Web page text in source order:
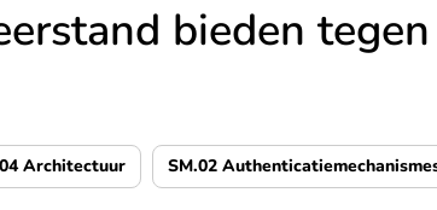
bieden tegen
Architectuur SM.02